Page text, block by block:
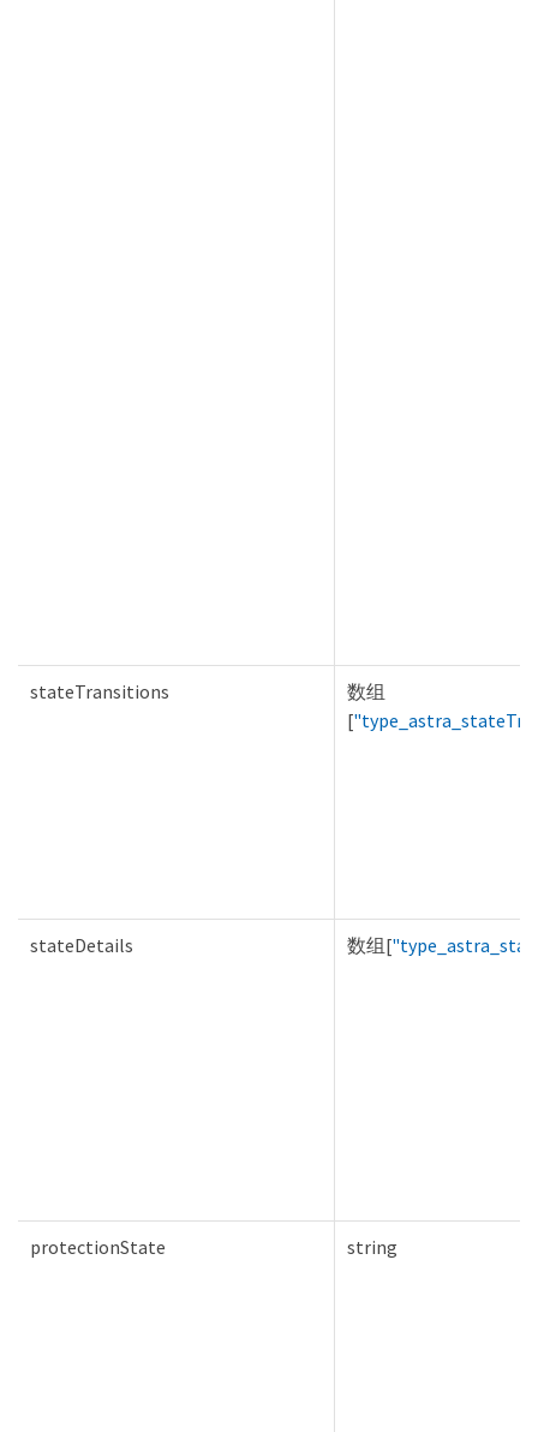
stateTransitions
数组
[
stateDetails 数组[
protectionState string